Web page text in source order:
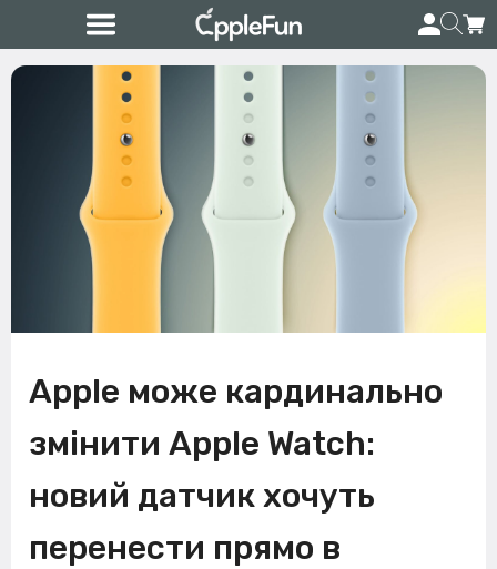
Apple може кардинально
змінити Apple Watch:
новий датчик хочуть
перенести прямо в